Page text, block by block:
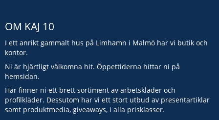
OM KAJ 10
I ett anrikt gammalt hus på Limhamn i Malmö har vi butik och
kontor.
Ni är hjärtligt välkomna hit. Öppettiderna hittar ni på
hemsidan.
Här finner ni ett brett sortiment av arbetskläder och
profilkläder. Dessutom har vi ett stort utbud av presentartiklar
samt produktmedia, giveaways, i alla prisklasser.